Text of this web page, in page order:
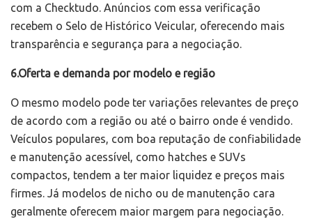
com a Checktudo. Anúncios com essa verificação
recebem o Selo de Histórico Veicular, oferecendo mais
transparência e segurança para a negociação.
6.Oferta e demanda por modelo e região
O mesmo modelo pode ter variações relevantes de preço
de acordo com a região ou até o bairro onde é vendido.
Veículos populares, com boa reputação de confiabilidade
e manutenção acessível, como hatches e SUVs
compactos, tendem a ter maior liquidez e preços mais
firmes. Já modelos de nicho ou de manutenção cara
geralmente oferecem maior margem para negociação.